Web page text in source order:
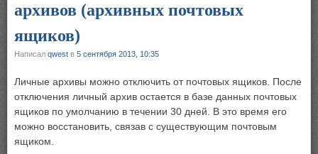
архивов (архивных почтовых
ящиков)
Написал qwest в 5 сентября 2013, 10:35
Личные архивы можно отключить от почтовых ящиков. После
отключения личный архив остается в базе данных почтовых
ящиков по умолчанию в течении 30 дней. В это время его
можно восстановить, связав с существующим почтовым
ящиком.